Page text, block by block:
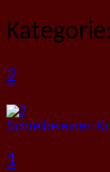
Kategorie:
2
Schreibe einen
1